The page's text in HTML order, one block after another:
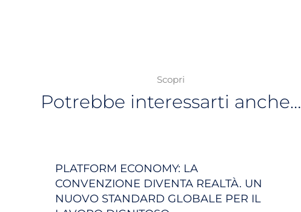
Scopri
Potrebbe interessarti anche…
PLATFORM ECONOMY: LA
CONVENZIONE DIVENTA REALTÀ. UN
NUOVO STANDARD GLOBALE PER IL